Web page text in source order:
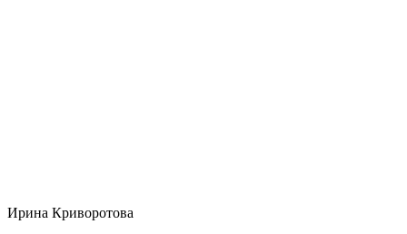
Ирина Криворотова